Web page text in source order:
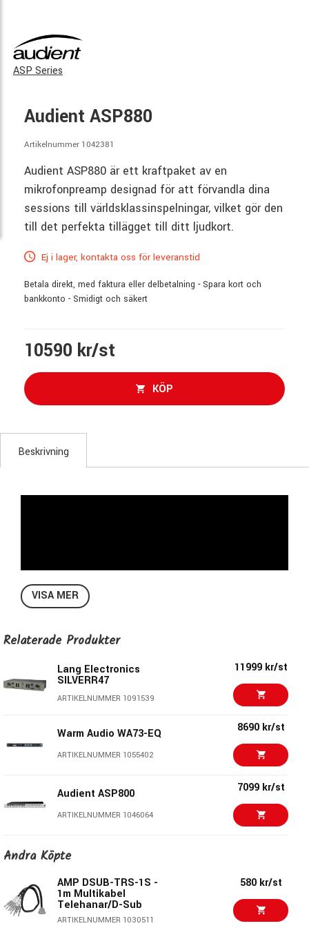
ASP Series
Audient ASP880
Artikelnummer 1042381
Audient ASP880 är ett kraftpaket av en
mikrofonpreamp designad för att förvandla dina
sessions till världsklassinspelningar, vilket gör den
till det perfekta tillägget till ditt ljudkort.
Ej i lager, kontakta oss för leveranstid
Betala direkt, med faktura eller delbetalning - Spara kort och
bankkonto - Smidigt och säkert
10590 kr/st
KÖP
Beskrivning
All new, Burr Brown AD converter technology
Variable High Pass Filters
8 Insert points between the mic preamps and AD
2 Channels of Class-A Discrete JFET D.I instrument
inputs
Digital Outputs - ADAT, AES & S/PDIF
VISA MER
Relaterade Produkter
Lang Electronics
SILVERR47
ARTIKELNUMMER 1091539
11999 kr/st
Warm Audio WA73-EQ
ARTIKELNUMMER 1055402
8690 kr/st
Audient ASP800
ARTIKELNUMMER 1046064
7099 kr/st
Warm Audio WA-MPX
Focusrite ISA One
Analog
7199 kr/st
Andra Köpte
AMP DSUB-TRS-1S -
1m Multikabel
Telehanar/D-Sub
ARTIKELNUMMER 1030511
580 kr/st